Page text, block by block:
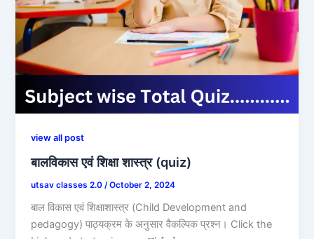
view all post
बालविकास एवं शिक्षा शास्त्र (quiz)
utsav classes 2.0 /October 2, 2024
बाल विकास एवं शिक्षाशास्त्र (Child Development and
pedagogy) पाठ्यक्रम के अनुसार वैकल्पिक प्रश्न। Click the